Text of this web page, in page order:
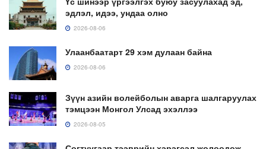
эдлэл, идээ, ундаа олно
2026-08-06
Улаанбаатарт 29 хэм дулаан байна
2026-08-06
Зүүн азийн волейболын аварга шалгаруулах
тэмцээн Монгол Улсад эхэллээ
2026-08-05